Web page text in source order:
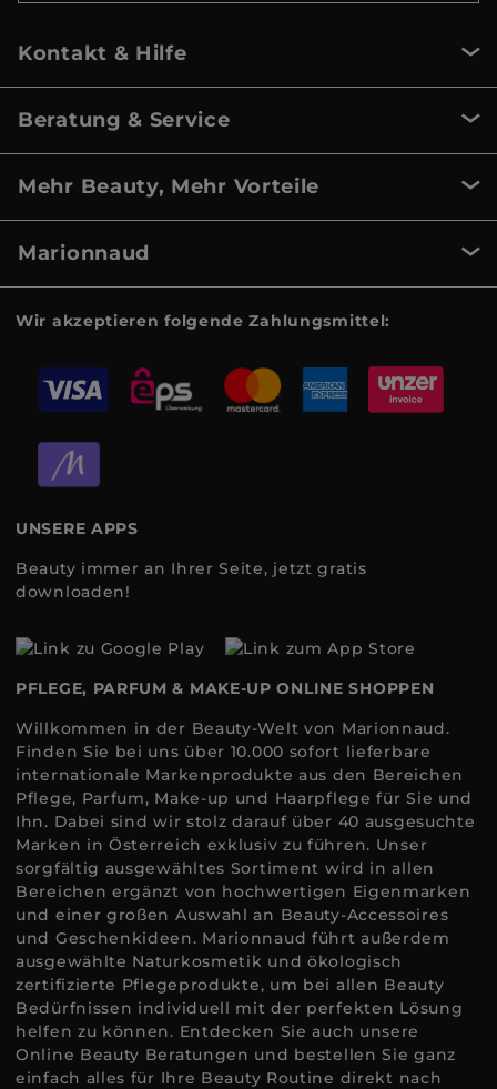
Kontakt & Hilfe
Beratung & Service
Mehr Beauty, Mehr Vorteile
Marionnaud
Wir akzeptieren folgende Zahlungsmittel:
UNSERE APPS
Beauty immer an Ihrer Seite, jetzt gratis
downloaden!
PFLEGE, PARFUM & MAKE-UP ONLINE SHOPPEN
Willkommen in der Beauty-Welt von Marionnaud.
Finden Sie bei uns über 10.000 sofort lieferbare
internationale Markenprodukte aus den Bereichen
Pflege, Parfum, Make-up und Haarpflege für Sie und
Ihn. Dabei sind wir stolz darauf über 40 ausgesuchte
Marken in Österreich exklusiv zu führen. Unser
sorgfältig ausgewähltes Sortiment wird in allen
Bereichen ergänzt von hochwertigen Eigenmarken
und einer großen Auswahl an Beauty-Accessoires
und Geschenkideen. Marionnaud führt außerdem
ausgewählte Naturkosmetik und ökologisch
zertifizierte Pflegeprodukte, um bei allen Beauty
Bedürfnissen individuell mit der perfekten Lösung
helfen zu können. Entdecken Sie auch unsere
Online Beauty Beratungen und bestellen Sie ganz
einfach alles für Ihre Beauty Routine direkt nach